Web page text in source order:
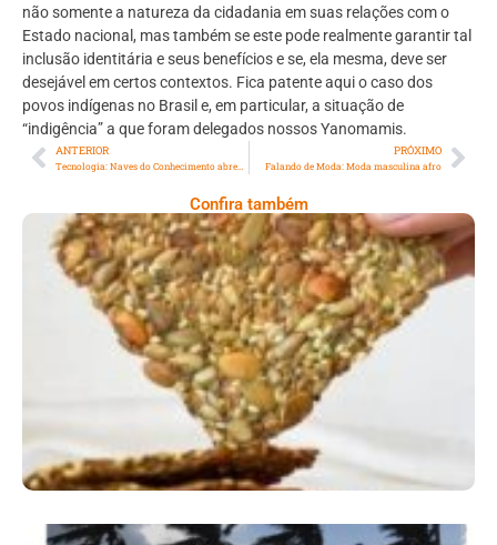
não somente a natureza da cidadania em suas relações com o
Estado nacional, mas também se este pode realmente garantir tal
inclusão identitária e seus benefícios e se, ela mesma, deve ser
desejável em certos contextos. Fica patente aqui o caso dos
povos indígenas no Brasil e, em particular, a situação de
“indigência” a que foram delegados nossos Yanomamis.
ANTERIOR
Tecnologia: Naves do Conhecimento abrem inscrições para mais de 5 mil vagas em cursos gratuitos de tecnologia e empreendedorismo
PRÓXIMO
Falando de Moda: Moda masculina afro
Confira também
Comer Bem: Cracker De Sementes